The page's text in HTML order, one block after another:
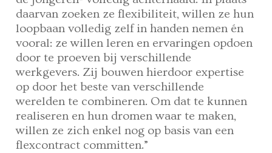
daarvan zoeken ze flexibiliteit, willen ze hun
loopbaan volledig zelf in handen nemen én
vooral: ze willen leren en ervaringen opdoen
door te proeven bij verschillende
werkgevers. Zij bouwen hierdoor expertise
op door het beste van verschillende
werelden te combineren. Om dat te kunnen
realiseren en hun dromen waar te maken,
willen ze zich enkel nog op basis van een
flexcontract committen.”